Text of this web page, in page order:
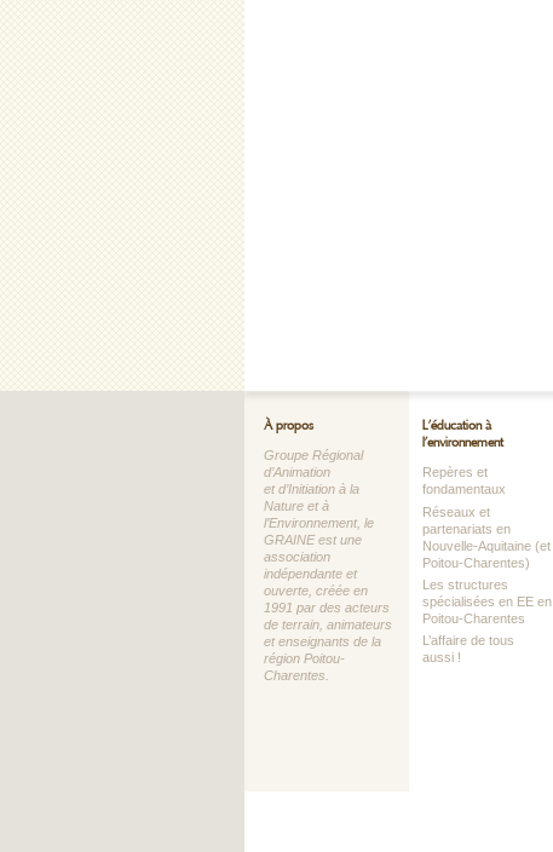
À propos
Groupe Régional
d’Animation
et d’Initiation à la
Nature et à
l’Environnement, le
GRAINE est une
association
indépendante et
ouverte, créée en
1991 par des acteurs
de terrain, animateurs
et enseignants de la
région Poitou-
Charentes.
L’éducation à
l’environnement
Repères et
fondamentaux
Réseaux et
partenariats en
Nouvelle-Aquitaine (et
Poitou-Charentes)
Les structures
spécialisées en EE en
Poitou-Charentes
L’affaire de tous
aussi !